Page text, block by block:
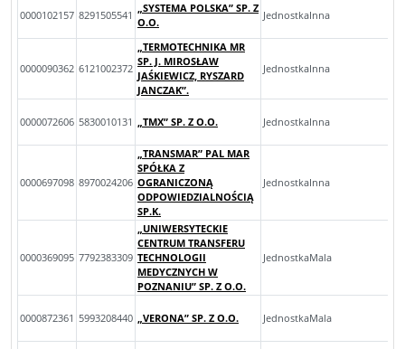
0000102157 8291505541
„SYSTEMA POLSKA” SP. Z
O.O.
JednostkaInna
0000090362 6121002372
„TERMOTECHNIKA MR
SP. J. MIROSŁAW
JAŚKIEWICZ, RYSZARD
JANCZAK”.
JednostkaInna
0000072606 5830010131 „TMX” SP. Z O.O. JednostkaInna
0000697098 8970024206
„TRANSMAR” PAL MAR
SPÓŁKA Z
OGRANICZONĄ
ODPOWIEDZIALNOŚCIĄ
SP.K.
JednostkaInna
0000369095 7792383309
„UNIWERSYTECKIE
CENTRUM TRANSFERU
TECHNOLOGII
MEDYCZNYCH W
POZNANIU” SP. Z O.O.
JednostkaMala
0000872361 5993208440 „VERONA” SP. Z O.O. JednostkaMala